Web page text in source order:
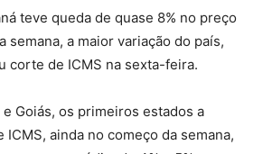
teve queda de quase 8% no preço
semana, a maior variação do país,
corte de ICMS na sexta-feira.
e Goiás, os primeiros estados a
ainda no começo da semana,